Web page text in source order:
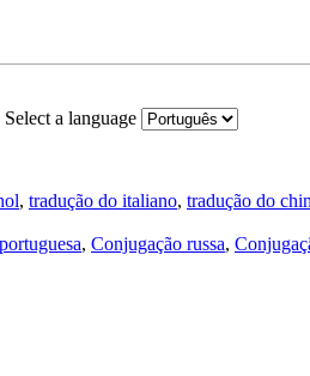
Select a language
, tradução do italiano, tradução do
, Conjugação russa,